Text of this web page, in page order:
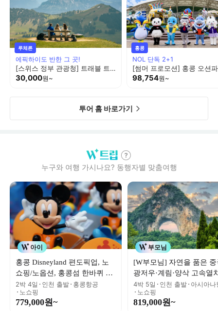
루체른
에픽하이도 반한 그 곳!
[스위스 정부 관광청] 트래블 트레이너와 함께하는 루체른 하이킹 🚶‍➡️🏔️
30,000원~
홍콩
NOL 단독 2+1
[썸머 프로모션] 홍콩 오션
98,754원~
투어 홈 바로가기
누구와 여행 가시나요? 동행자별 맞춤여행
아이
홍콩 Disneyland 편도픽업, 노
쇼핑/노옵션, 홍콩섬 한바퀴 4
인 출발
2박 4일 인천 출발 홍콩항공
노쇼핑
779,000원~
부모님
[W부모님] 자연을 품은 중
광저우·계림·양삭 고속열
노쇼핑 4박5일
4박 5일 인천 출발 아시아나
노쇼핑
819,000원~